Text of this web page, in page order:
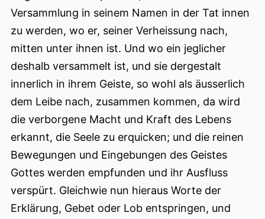
Versammlung in seinem Namen in der Tat innen
zu werden, wo er, seiner Verheissung nach,
mitten unter ihnen ist. Und wo ein jeglicher
deshalb versammelt ist, und sie dergestalt
innerlich in ihrem Geiste, so wohl als äusserlich
dem Leibe nach, zusammen kommen, da wird
die verborgene Macht und Kraft des Lebens
erkannt, die Seele zu erquicken; und die reinen
Bewegungen und Eingebungen des Geistes
Gottes werden empfunden und ihr Ausfluss
verspürt. Gleichwie nun hieraus Worte der
Erklärung, Gebet oder Lob entspringen, und